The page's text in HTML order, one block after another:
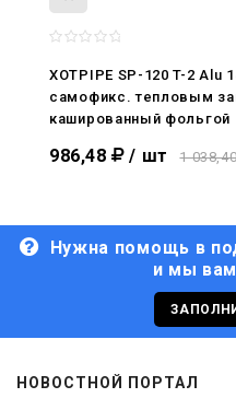
XOTPIPE SP-120 T-2 Alu
самофикс. тепловым
кашированный фольгой
986,48 / шт 1
Нужна помощь в
и мы
НОВОСТНОЙ ПОРТАЛ
нами
29.06.2026
С Днём
С Днём